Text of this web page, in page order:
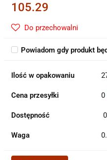
105.29
Do przechowalni
Powiadom gdy produkt
Ilość w opakowaniu
Cena przesyłki 0
Dostępność 0
Waga